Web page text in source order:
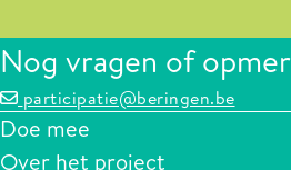
Nog vragen of
participatie@beringen.be
Doe mee
Over het project